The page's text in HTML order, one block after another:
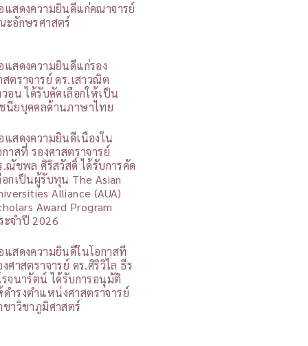
แสดงความยินดีแก่คณาจารย์
ะอักษรศาสตร์
แสดงความยินดีแก่รอง
สตราจารย์ ดร.เสาวณิต
วอน ได้รับคัดเลือกให้เป็น
นียบุคคลด้านภาษาไทย
แสดงความยินดีเนื่องใน
กาสที่ รองศาสตราจารย์
.ณัชพล ศิริสวัสดิ์ ได้รับการคัด
อกเป็นผู้รับทุน The Asian
Alliance (AUA)
Award Program
ะจำปี 2026
แสดงความยินดีในโอกาสที่
งศาสตราจารย์ ดร.ศิริวิไล ธีร
รจนารัตน์ ได้รับการอนุมัติ
ดำรงตำแหน่งศาสตราจารย์
ขาวิชาภูมิศาสตร์